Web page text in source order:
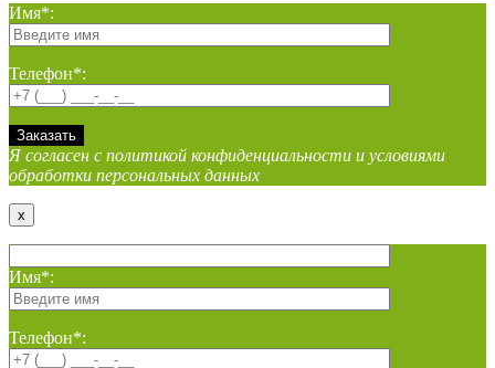
Имя*:
Телефон*:
Я согласен с политикой конфиденциальности и условиями
обработки персональных данных
x
Имя*:
Телефон*: